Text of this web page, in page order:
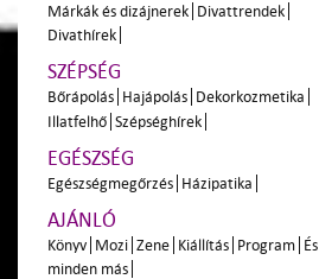
Márkák és dizájnerek Divattrendek
Divathírek
SZÉPSÉG
Bőrápolás Hajápolás Dekorkozmetika
Illatfelhő Szépséghírek
EGÉSZSÉG
Egészségmegőrzés Házipatika
AJÁNLÓ
Könyv Mozi Zene Kiállítás Program És
minden más